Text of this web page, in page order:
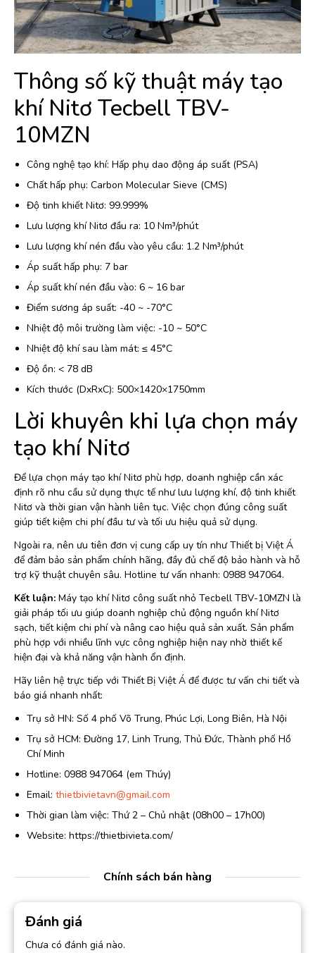
Thông số kỹ thuật máy tạo
khí Nitơ Tecbell TBV-
10MZN
Công nghệ tạo khí: Hấp phụ dao động áp suất (PSA)
Chất hấp phụ: Carbon Molecular Sieve (CMS)
Độ tinh khiết Nitơ: 99.999%
Lưu lượng khí Nitơ đầu ra: 10 Nm³/phút
Lưu lượng khí nén đầu vào yêu cầu: 1.2 Nm³/phút
Áp suất hấp phụ: 7 bar
Áp suất khí nén đầu vào: 6 ~ 16 bar
Điểm sương áp suất: -40 ~ -70°C
Nhiệt độ môi trường làm việc: -10 ~ 50°C
Nhiệt độ khí sau làm mát: ≤ 45°C
Độ ồn: < 78 dB
Kích thước (DxRxC): 500×1420×1750mm
Lời khuyên khi lựa chọn máy
tạo khí Nitơ
Để lựa chọn máy tạo khí Nitơ phù hợp, doanh nghiệp cần xác
định rõ nhu cầu sử dụng thực tế như lưu lượng khí, độ tinh khiết
Nitơ và thời gian vận hành liên tục. Việc chọn đúng công suất
giúp tiết kiệm chi phí đầu tư và tối ưu hiệu quả sử dụng.
Ngoài ra, nên ưu tiên đơn vị cung cấp uy tín như Thiết bị Việt Á
để đảm bảo sản phẩm chính hãng, đầy đủ chế độ bảo hành và hỗ
trợ kỹ thuật chuyên sâu. Hotline tư vấn nhanh: 0988 947064.
Kết luận: Máy tạo khí Nitơ công suất nhỏ Tecbell TBV-10MZN là
giải pháp tối ưu giúp doanh nghiệp chủ động nguồn khí Nitơ
sạch, tiết kiệm chi phí và nâng cao hiệu quả sản xuất. Sản phẩm
phù hợp với nhiều lĩnh vực công nghiệp hiện nay nhờ thiết kế
hiện đại và khả năng vận hành ổn định.
Hãy liên hệ trực tiếp với Thiết Bị Việt Á để được tư vấn chi tiết và
báo giá nhanh nhất:
Trụ sở HN: Số 4 phố Võ Trung, Phúc Lợi, Long Biên, Hà Nội
Trụ sở HCM: Đường 17, Linh Trung, Thủ Đức, Thành phố Hồ
Chí Minh
Hotline: 0988 947064 (em Thúy)
Email: thietbivietavn@gmail.com
Thời gian làm việc: Thứ 2 – Chủ nhật (08h00 – 17h00)
Website: https://thietbivieta.com/
Chính sách bán hàng
Đánh giá
Chưa có đánh giá nào.